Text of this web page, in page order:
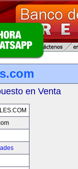
en Venta